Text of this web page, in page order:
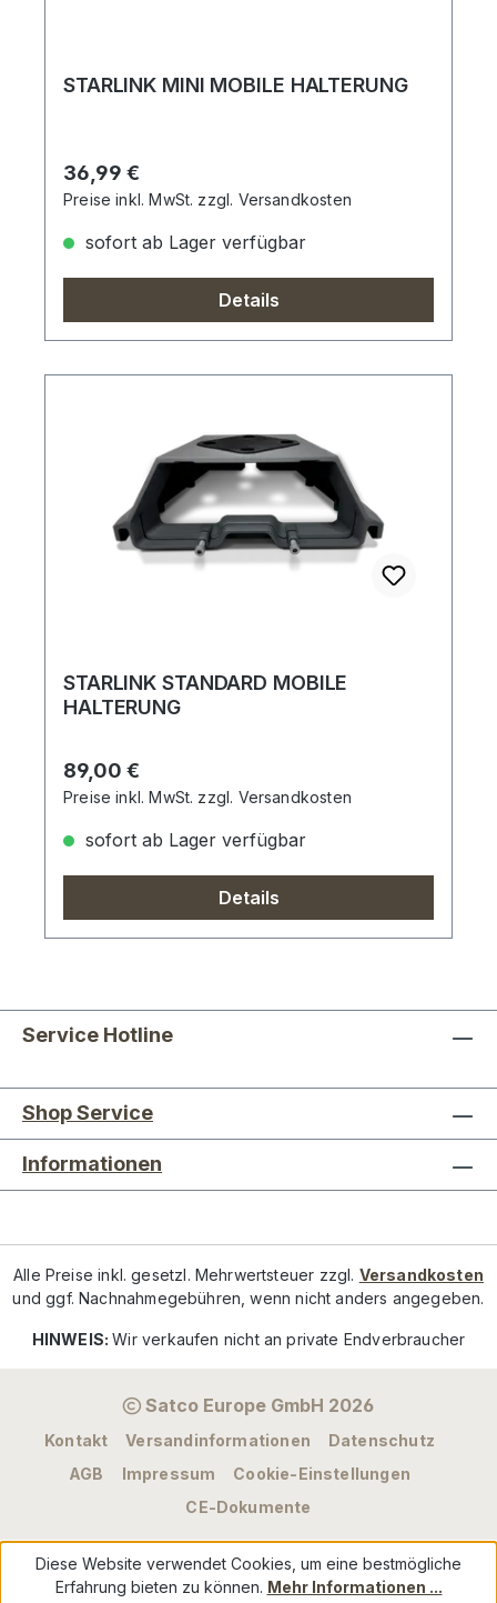
STARLINK MINI MOBILE HALTERUNG
Regulärer Preis:
36,99 €
Preise inkl. MwSt. zzgl. Versandkosten
sofort ab Lager verfügbar
Details
STARLINK STANDARD MOBILE
HALTERUNG
Regulärer Preis:
89,00 €
Preise inkl. MwSt. zzgl. Versandkosten
sofort ab Lager verfügbar
Details
Service Hotline
Shop Service
Informationen
Alle Preise inkl. gesetzl. Mehrwertsteuer zzgl. Versandkosten
und ggf. Nachnahmegebühren, wenn nicht anders angegeben.
HINWEIS:Wir verkaufen nicht an private Endverbraucher
Satco Europe GmbH 2026
Kontakt Versandinformationen
Datenschutz
AGB
Impressum
Cookie-Einstellungen
CE-Dokumente
Diese Website verwendet Cookies, um eine bestmögliche
Erfahrung bieten zu können. Mehr Informationen ...